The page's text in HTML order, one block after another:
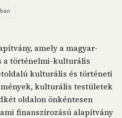
amely a magyar-
a történelmi-kulturális
kulturális és történeti
kulturális testületek
oldalon önkéntesen
finanszírozású alapítvány